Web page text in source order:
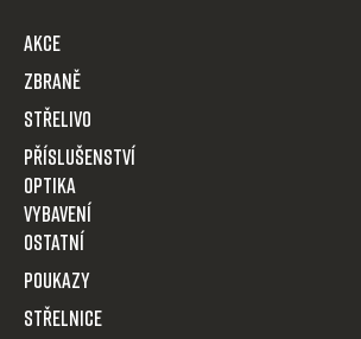
AKCE
Zbraně
Střelivo
Příslušenství
Optika
VYBAVENÍ
OSTATNÍ
POUKAZY
STŘELNICE